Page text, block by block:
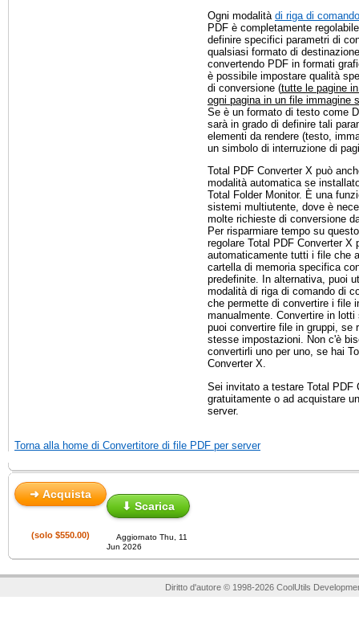
Ogni modalità di riga di comando
PDF è completamente
definire specifici parametri di
qualsiasi formato di
convertendo PDF in formati
è possibile impostare qualità
di conversione (tutte le pagine
ogni pagina in un file immagine
Se è un formato di testo come
sarà in grado di definire tali
elementi da rendere (testo,
un simbolo di interruzione di
Total PDF Converter X può
modalità automatica se
Total Folder Monitor. È una
sistemi multiutente, dove è
molte richieste di conversione
Per risparmiare tempo su
regolare Total PDF Converter X
automaticamente tutti i file che
cartella di memoria specifica
predefinite. In alternativa, puoi
modalità di riga di comando di
che permette di convertire i file
manualmente. Convertire in
puoi convertire file in gruppi, se
stesse impostazioni. Non c'è
convertirli uno per uno, se hai
Converter X.
Sei invitato a testare Total PDF
gratuitamente o ad acquistare
server.
Torna alla home di Convertitore di file PDF per server
➜ Acquista
⬇ Scarica
(solo $550.00)
Aggiornato Thu, 11
Jun 2026
Diritto d'autore © 1998-2026 CoolUtils